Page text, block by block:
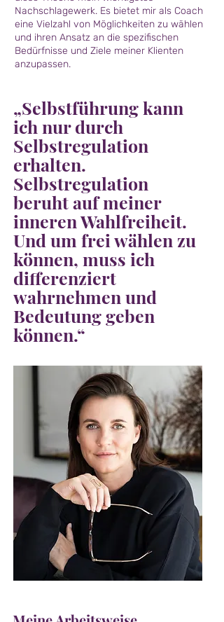
Nachschlagewerk. Es bietet mir als Coach
eine Vielzahl von Möglichkeiten zu wählen
und ihren Ansatz an die spezifischen
Bedürfnisse und Ziele meiner Klienten
anzupassen.
„Selbstführung kann
ich nur durch
Selbstregulation
erhalten.
Selbstregulation
beruht auf meiner
inneren Wahlfreiheit.
Und um frei wählen zu
können, muss ich
differenziert
wahrnehmen und
Bedeutung geben
können.“